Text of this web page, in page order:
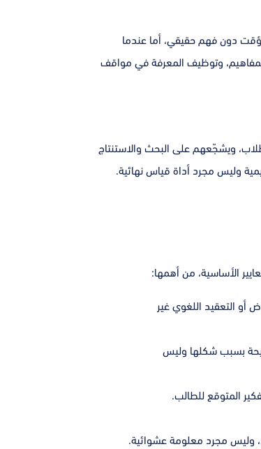
دون فهم حقيقي، أما عندما
وتوظيف المعرفة في مواقف
ويشجّعهم على البحث والاستنتاج
وليس مجرد أداة قياس نهائية.
الأساسية، من أهمها:
التعقيد اللغوي غير
بسبب شكلها وليس
المتوقع للطالب.
وليس مجرد معلومة عشوائية.